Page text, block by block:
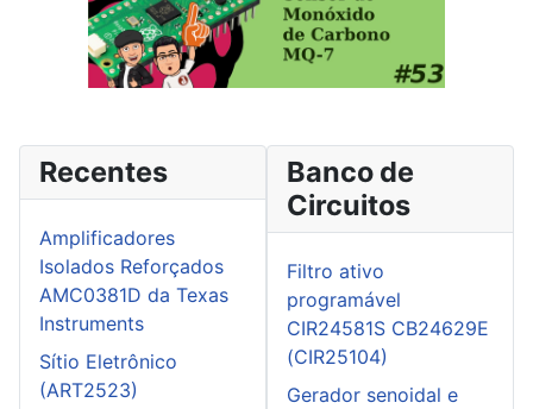
Recentes
Amplificadores
Isolados Reforçados
AMC0381D da Texas
Instruments
Sítio Eletrônico
(ART2523)
Banco de
Circuitos
Filtro ativo
programável
CIR24581S CB24629E
(CIR25104)
Gerador senoidal e